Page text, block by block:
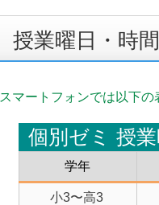
授業曜日・時
スマートフォンでは以下の
個別ゼミ 授
学年
小3〜高3